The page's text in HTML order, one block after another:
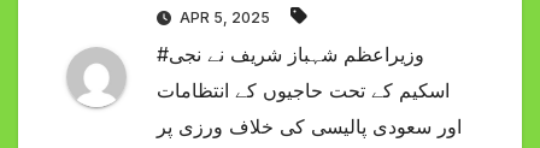
APR 5, 2025
#وزیراعظم شہباز شریف نے نجی
اسکیم کے تحت حاجیوں کے انتظامات
اور سعودی پالیسی کی خلاف ورزی پر